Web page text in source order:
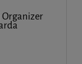
Organizer